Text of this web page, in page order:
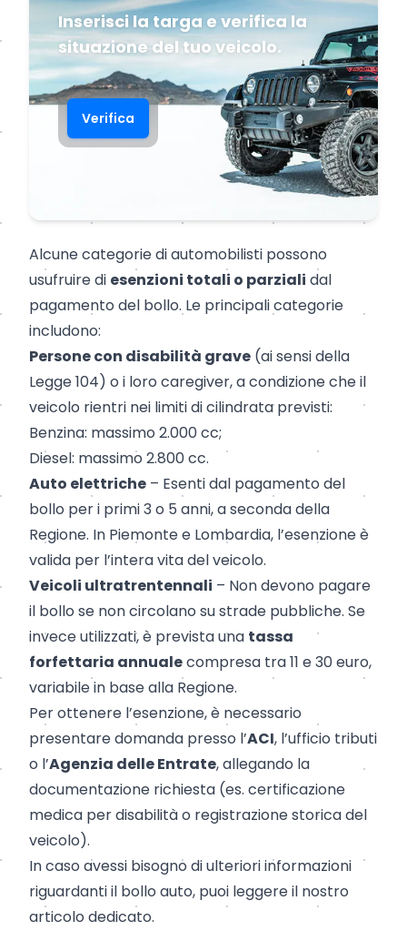
Inserisci la targa e verifica la
situazione del tuo veicolo.
Verifica
Alcune categorie di automobilisti possono
usufruire di esenzioni totali o parziali dal
pagamento del bollo. Le principali categorie
includono:
Persone con disabilità grave (ai sensi della
Legge 104) o i loro caregiver, a condizione che il
veicolo rientri nei limiti di cilindrata previsti:
Benzina: massimo 2.000 cc;
Diesel: massimo 2.800 cc.
Auto elettriche – Esenti dal pagamento del
bollo per i primi 3 o 5 anni, a seconda della
Regione. In Piemonte e Lombardia, l’esenzione è
valida per l’intera vita del veicolo.
Veicoli ultratrentennali – Non devono pagare
il bollo se non circolano su strade pubbliche. Se
invece utilizzati, è prevista una tassa
forfettaria annualecompresa tra 11 e 30 euro,
variabile in base alla Regione.
Per ottenere l’esenzione, è necessario
presentare domanda presso l’ACI, l’ufficio tributi
o l’Agenzia delle Entrate, allegando la
documentazione richiesta (es. certificazione
medica per disabilità o registrazione storica del
veicolo).
In caso avessi bisogno di ulteriori informazioni
riguardanti il bollo auto, puoi leggere il nostro
articolo dedicato.